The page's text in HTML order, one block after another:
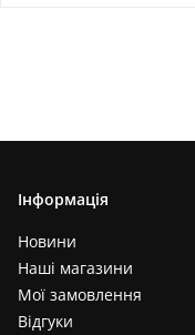
Інформація
Новини
Наші магазини
Мої замовлення
Відгуки